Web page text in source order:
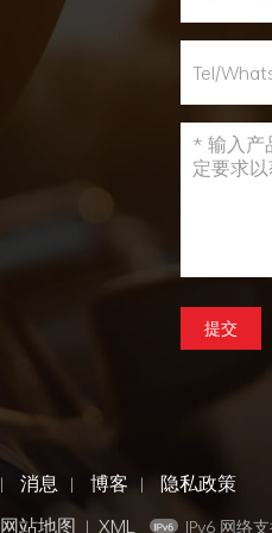
提交
| 消息 | 博客 | 隐私政策
网站地图 | XML IPv6 网络